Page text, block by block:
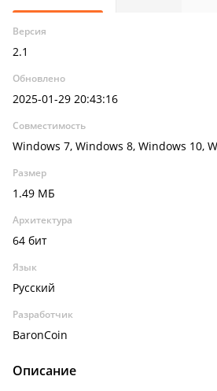
Версия
2.1
Обновлено
2025-01-29 20:43:16
Совместимость
Windows 7, Windows 8, Windows 10,
Размер
1.49 МБ
Архитектура
64 бит
Язык
Русский
Разработчик
BaronCoin
Описание